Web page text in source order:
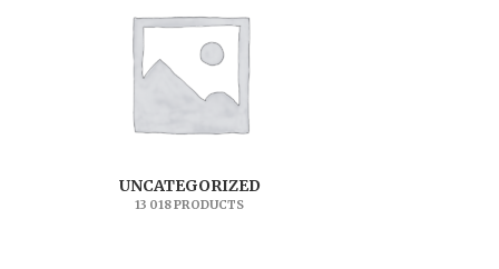
UNCATEGORIZED
13 018 PRODUCTS